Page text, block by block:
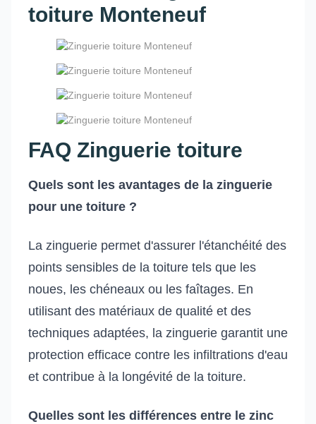
toiture Monteneuf
FAQ Zinguerie toiture
Quels sont les avantages de la zinguerie
pour une toiture ?
La zinguerie permet d'assurer l'étanchéité des
points sensibles de la toiture tels que les
noues, les chéneaux ou les faîtages. En
utilisant des matériaux de qualité et des
techniques adaptées, la zinguerie garantit une
protection efficace contre les infiltrations d'eau
et contribue à la longévité de la toiture.
Quelles sont les différences entre le zinc